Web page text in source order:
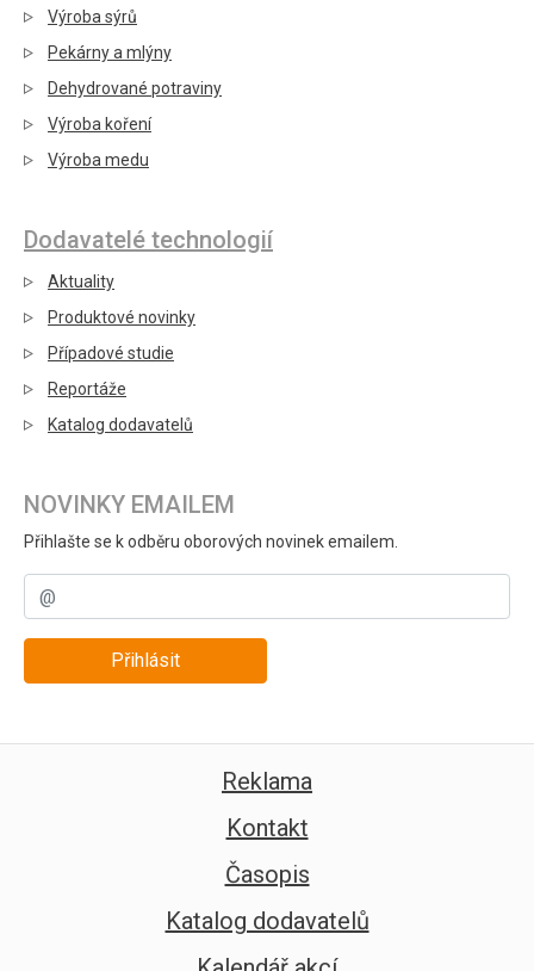
Výroba sýrů
Pekárny a mlýny
Dehydrované potraviny
Výroba koření
Výroba medu
Dodavatelé technologií
Aktuality
Produktové novinky
Případové studie
Reportáže
Katalog dodavatelů
NOVINKY EMAILEM
Přihlašte se k odběru oborových novinek emailem.
Přihlásit
Reklama
Kontakt
Časopis
Katalog dodavatelů